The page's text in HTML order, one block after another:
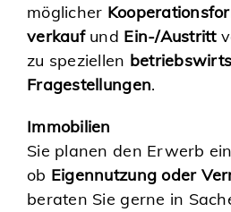
möglicher
verkaufund Ein-/Austritt
zu speziellen
Fragestellungen.
Immobilien
Sie planen den Erwerb
ob Eigennutzung oder
beraten Sie gerne in